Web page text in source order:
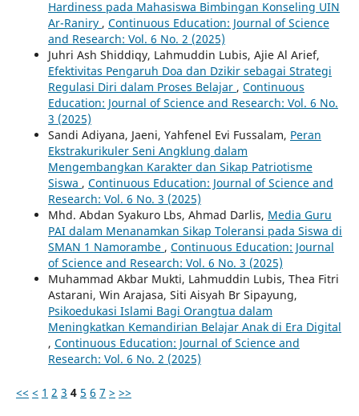
Hardiness pada Mahasiswa Bimbingan Konseling UIN
Ar-Raniry , Continuous Education: Journal of Science
and Research: Vol. 6 No. 2 (2025)
Juhri Ash Shiddiqy, Lahmuddin Lubis, Ajie Al Arief,
Efektivitas Pengaruh Doa dan Dzikir sebagai Strategi
Regulasi Diri dalam Proses Belajar , Continuous
Education: Journal of Science and Research: Vol. 6 No.
3 (2025)
Sandi Adiyana, Jaeni, Yahfenel Evi Fussalam, Peran
Ekstrakurikuler Seni Angklung dalam
Mengembangkan Karakter dan Sikap Patriotisme
Siswa , Continuous Education: Journal of Science and
Research: Vol. 6 No. 3 (2025)
Mhd. Abdan Syakuro Lbs, Ahmad Darlis, Media Guru
PAI dalam Menanamkan Sikap Toleransi pada Siswa di
SMAN 1 Namorambe , Continuous Education: Journal
of Science and Research: Vol. 6 No. 3 (2025)
Muhammad Akbar Mukti, Lahmuddin Lubis, Thea Fitri
Astarani, Win Arajasa, Siti Aisyah Br Sipayung,
Psikoedukasi Islami Bagi Orangtua dalam
Meningkatkan Kemandirian Belajar Anak di Era Digital
, Continuous Education: Journal of Science and
Research: Vol. 6 No. 2 (2025)
<< < 1 2 3 4 5 6 7 > >>